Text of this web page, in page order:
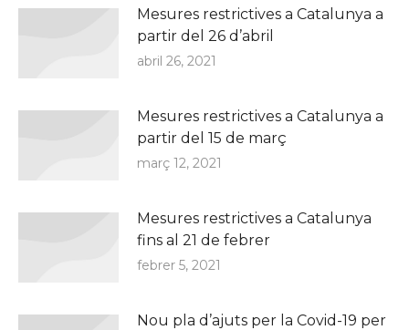
Mesures restrictives a Catalunya a
partir del 26 d’abril
abril 26, 2021
Mesures restrictives a Catalunya a
partir del 15 de març
març 12, 2021
Mesures restrictives a Catalunya
fins al 21 de febrer
febrer 5, 2021
Nou pla d’ajuts per la Covid-19 per